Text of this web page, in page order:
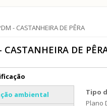
- CASTANHEIRA DE PÊRA
CASTANHEIRA DE
verticais
ativo)
ambiental
Tipo
Plano